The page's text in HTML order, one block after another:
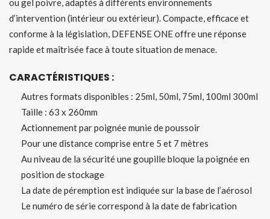
ou gel poivre, adaptés à différents environnements
d’intervention (intérieur ou extérieur). Compacte, efficace et
conforme à la législation, DEFENSE ONE offre une réponse
rapide et maîtrisée face à toute situation de menace.
CARACTÉRISTIQUES :
Autres formats disponibles : 25ml, 50ml, 75ml, 100ml 300ml
Taille : 63 x 260mm
Actionnement par poignée munie de poussoir
Pour une distance comprise entre 5 et 7 mètres
Au niveau de la sécurité une goupille bloque la poignée en
position de stockage
La date de péremption est indiquée sur la base de l’aérosol
Le numéro de série correspond à la date de fabrication